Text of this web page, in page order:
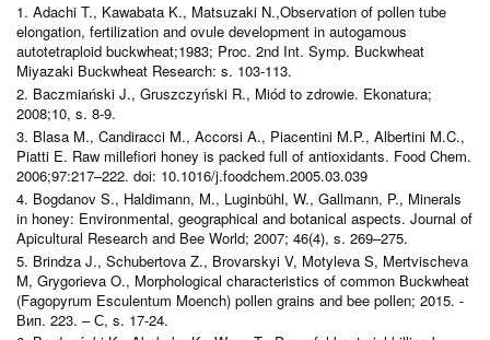
1. Adachi T., Kawabata K., Matsuzaki N.,Observation of pollen tube
elongation, fertilization and ovule development in autogamous
autotetraploid buckwheat;1983; Proc. 2nd Int. Symp. Buckwheat
Miyazaki Buckwheat Research: s. 103-113.
2. Baczmiański J., Gruszczyński R., Miód to zdrowie. Ekonatura;
2008;10, s. 8-9.
3. Blasa M., Candiracci M., Accorsi A., Piacentini M.P., Albertini M.C.,
Piatti E. Raw millefiori honey is packed full of antioxidants. Food Chem.
2006;97:217–222. doi: 10.1016/j.foodchem.2005.03.039
4. Bogdanov S., Haldimann, M., Luginbühl, W., Gallmann, P., Minerals
in honey: Environmental, geographical and botanical aspects. Journal of
Apicultural Research and Bee World; 2007; 46(4), s. 269–275.
5. Brindza J., Schubertova Z., Brovarskyi V, Motyleva S, Mertvischeva
M, Grygorieva O., Morphological characteristics of common Buckwheat
(Fagopyrum Esculentum Moench) pollen grains and bee pollen; 2015. -
Вип. 223. – С, s. 17-24.